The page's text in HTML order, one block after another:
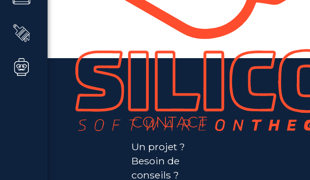
CONTACT
Un projet ?
Besoin de
conseils ?